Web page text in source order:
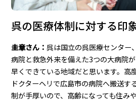
呉の医療体制に対する印
圭章さん：呉は国立の呉医療センター
病院と救急外来を備えた3つの大病院
早くできている地域だと思います。高
ドクターヘリで広島市の病院へ搬送す
制が手厚いので、高齢になっても住み